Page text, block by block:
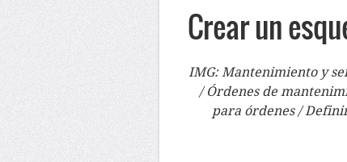
Crear un
IMG: Mantenimiento y
/ Órdenes de
para órdenes /